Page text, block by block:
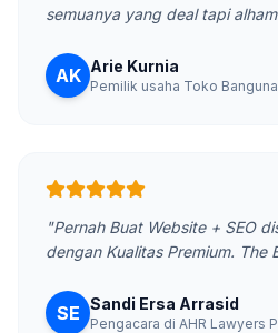
semuanya yang deal tapi
AK Arie Kurnia
Pemilik usaha Toko
"Pernah Buat Website + SEO
dengan Kualitas Premium. The
SE Sandi Ersa Arrasid
Pengacara di AHR Lawyers